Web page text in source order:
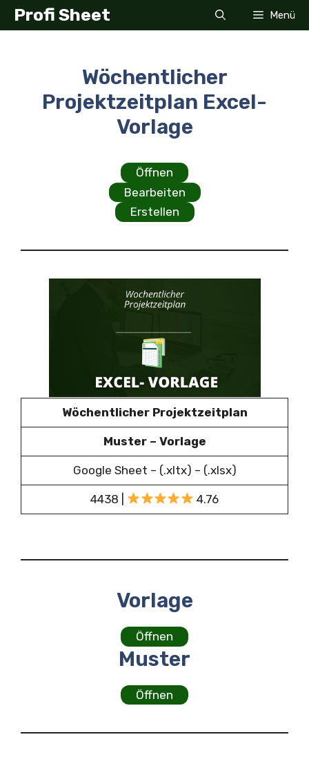
Zum
InhaltProfi Sheet Menü
Wöchentlicher
Projektzeitplan Excel-
Vorlage
Öffnen
Bearbeiten
Erstellen
Wöchentlicher Projektzeitplan
Muster – Vorlage
Google Sheet – (.xltx) – (.xlsx)
4438 | 4.76
Vorlage
Öffnen
Muster
Öffnen